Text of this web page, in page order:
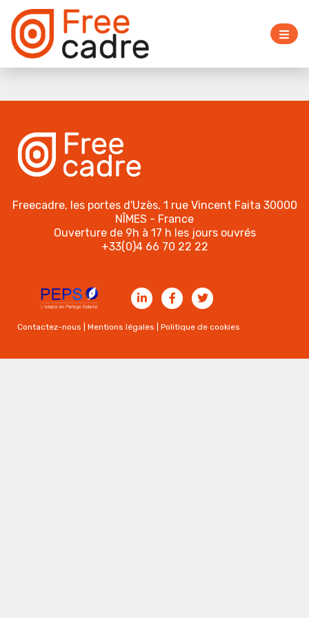
Freecadre, les portes d'Uzès, 1 rue Vincent Faita 30000
NÎMES - France
Ouverture de 9h à 17 h les jours ouvrés
+33(0)4 66 70 22 22
Contactez-nous |Mentions légales |Politique de cookies